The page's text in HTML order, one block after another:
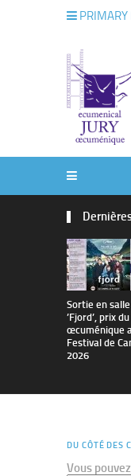
PRIMARY
Sortie en
’Fjord’, prix
œcuménique
Festival de
2026
DU CÔTÉ DES
Vous